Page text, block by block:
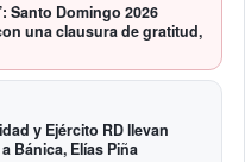
Santo Domingo 2026
una clausura de gratitud,
y Ejército RD llevan
Bánica, Elías Piña